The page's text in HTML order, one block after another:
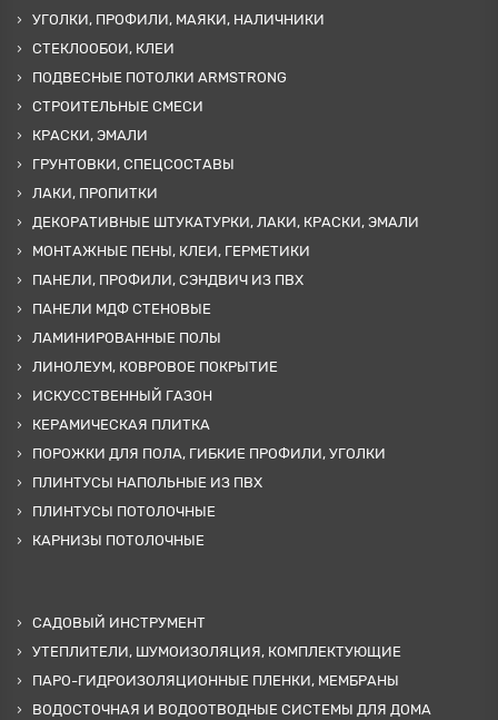
УГОЛКИ, ПРОФИЛИ, МАЯКИ, НАЛИЧНИКИ
СТЕКЛООБОИ, КЛЕИ
ПОДВЕСНЫЕ ПОТОЛКИ ARMSTRONG
СТРОИТЕЛЬНЫЕ СМЕСИ
КРАСКИ, ЭМАЛИ
ГРУНТОВКИ, СПЕЦСОСТАВЫ
ЛАКИ, ПРОПИТКИ
ДЕКОРАТИВНЫЕ ШТУКАТУРКИ, ЛАКИ, КРАСКИ, ЭМАЛИ
МОНТАЖНЫЕ ПЕНЫ, КЛЕИ, ГЕРМЕТИКИ
ПАНЕЛИ, ПРОФИЛИ, СЭНДВИЧ ИЗ ПВХ
ПАНЕЛИ МДФ СТЕНОВЫЕ
ЛАМИНИРОВАННЫЕ ПОЛЫ
ЛИНОЛЕУМ, КОВРОВОЕ ПОКРЫТИЕ
ИСКУССТВЕННЫЙ ГАЗОН
КЕРАМИЧЕСКАЯ ПЛИТКА
ПОРОЖКИ ДЛЯ ПОЛА, ГИБКИЕ ПРОФИЛИ, УГОЛКИ
ПЛИНТУСЫ НАПОЛЬНЫЕ ИЗ ПВХ
ПЛИНТУСЫ ПОТОЛОЧНЫЕ
КАРНИЗЫ ПОТОЛОЧНЫЕ
САДОВЫЙ ИНСТРУМЕНТ
УТЕПЛИТЕЛИ, ШУМОИЗОЛЯЦИЯ, КОМПЛЕКТУЮЩИЕ
ПАРО-ГИДРОИЗОЛЯЦИОННЫЕ ПЛЕНКИ, МЕМБРАНЫ
ВОДОСТОЧНАЯ И ВОДООТВОДНЫЕ СИСТЕМЫ ДЛЯ ДОМА